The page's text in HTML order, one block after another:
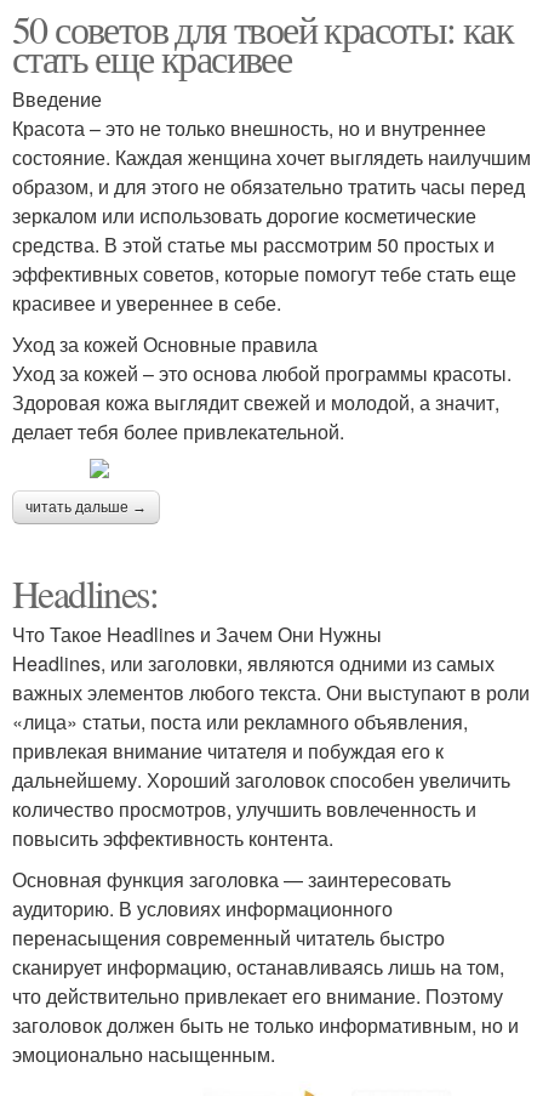
50 советов для твоей красоты: как
стать еще красивее
Введение
Красота – это не только внешность, но и внутреннее
состояние. Каждая женщина хочет выглядеть наилучшим
образом, и для этого не обязательно тратить часы перед
зеркалом или использовать дорогие косметические
средства. В этой статье мы рассмотрим 50 простых и
эффективных советов, которые помогут тебе стать еще
красивее и увереннее в себе.
Уход за кожей Основные правила
Уход за кожей – это основа любой программы красоты.
Здоровая кожа выглядит свежей и молодой, а значит,
делает тебя более привлекательной.
читать дальше →
Headlines:
Что Такое Headlines и Зачем Они Нужны
Headlines, или заголовки, являются одними из самых
важных элементов любого текста. Они выступают в роли
«лица» статьи, поста или рекламного объявления,
привлекая внимание читателя и побуждая его к
дальнейшему. Хороший заголовок способен увеличить
количество просмотров, улучшить вовлеченность и
повысить эффективность контента.
Основная функция заголовка — заинтересовать
аудиторию. В условиях информационного
перенасыщения современный читатель быстро
сканирует информацию, останавливаясь лишь на том,
что действительно привлекает его внимание. Поэтому
заголовок должен быть не только информативным, но и
эмоционально насыщенным.